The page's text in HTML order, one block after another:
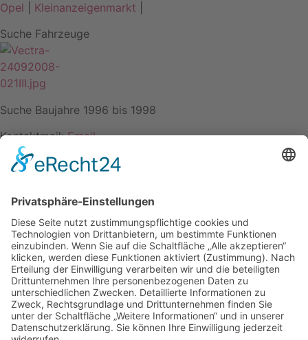
Opel Kleinanzeigenmarkt
Suche Fahrzeuge
Suche Baujahre 1996 bis 1998
Kontaktmail:Email
Name: Frommann
Impressum
Datenschutzerklärung
Mitgliederbereich
Facebook
Instagram
Umsetzung:DOUBLE-A-DESIGN
Kontakt
Impressum
Datenschutzerklärung